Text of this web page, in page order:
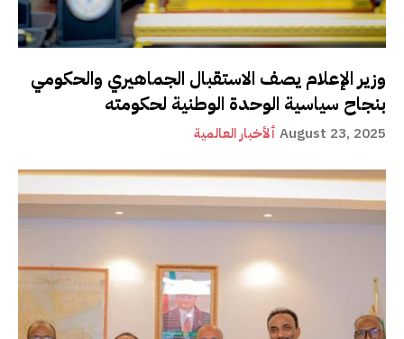
وزير الإعلام يصف الاستقبال الجماهيري والحكومي
بنجاح سياسية الوحدة الوطنية لحكومته
ألأخبار العالمية August 23, 2025